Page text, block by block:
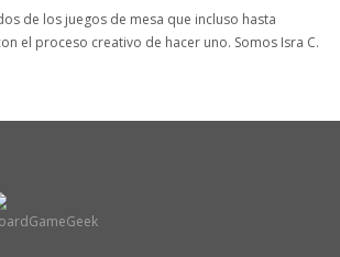
de los juegos de mesa que incluso hasta
el proceso creativo de hacer uno. Somos Isra C.